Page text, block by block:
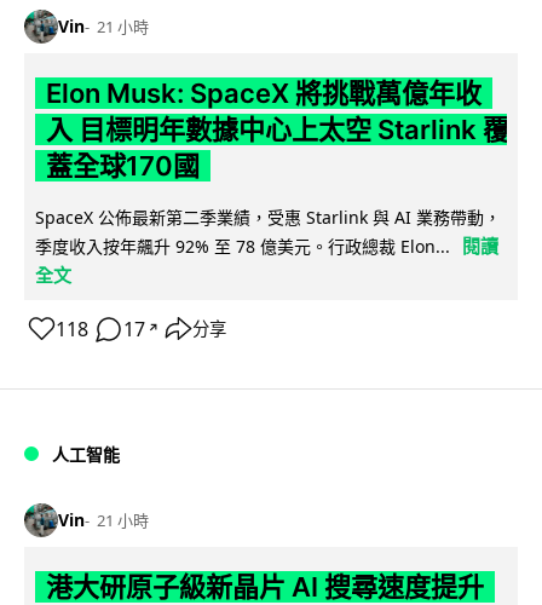
Vin 21 小時
Elon Musk: SpaceX 將挑戰萬億年收
入 目標明年數據中心上太空 Starlink 覆
蓋全球170國
SpaceX 公佈最新第二季業績，受惠 Starlink 與 AI 業務帶動，
季度收入按年飆升 92% 至 78 億美元。行政總裁 Elon...
閱讀
全文
118 17 ↗ 分享
人工智能
Vin 21 小時
港大研原子級新晶片 AI 搜尋速度提升